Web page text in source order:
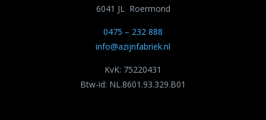
6041 JL Roermond
0475 – 232 888
info@azijnfabriek.nl
KvK: 75220431
Btw-id: NL.8601.93.329.B01